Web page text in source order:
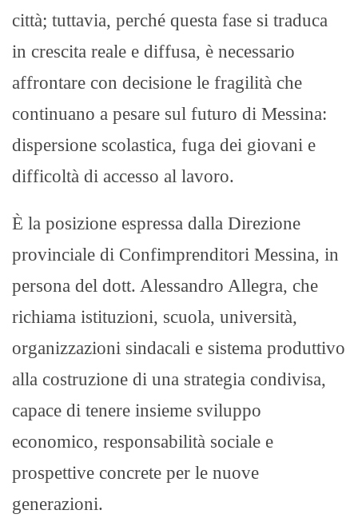
città; tuttavia, perché questa fase si traduca
in crescita reale e diffusa, è necessario
affrontare con decisione le fragilità che
continuano a pesare sul futuro di Messina:
dispersione scolastica, fuga dei giovani e
difficoltà di accesso al lavoro.
È la posizione espressa dalla Direzione
provinciale di Confimprenditori Messina, in
persona del dott. Alessandro Allegra, che
richiama istituzioni, scuola, università,
organizzazioni sindacali e sistema produttivo
alla costruzione di una strategia condivisa,
capace di tenere insieme sviluppo
economico, responsabilità sociale e
prospettive concrete per le nuove
generazioni.